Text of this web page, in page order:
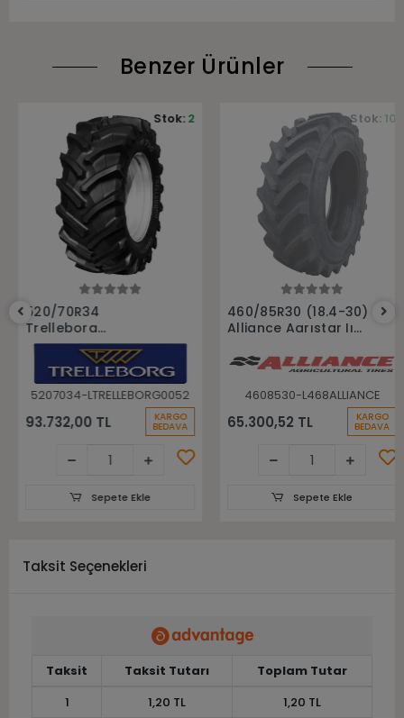
Benzer Ürünler
520/70R34
Trelleborg
148A8(148B) Tm700
Tl Radyal Traktör
Lastiği
5207034-LTRELLEBORG0052
93.732,00 TL KARGO
BEDAVA
Stok:2
Sepete Ekle
Sepete Ekle
460/85R30 (18.4-30)
Alliance Agrıstar Iı
Traktör lastiği
4608530-L468ALLIANCE
65.300,52 TL KARGO
BEDAVA
Stok:10
Sepete Ekle
Taksit Seçenekleri
Taksit Taksit Tutarı
Toplam Tutar
1
1,20 TL 1,20 TL